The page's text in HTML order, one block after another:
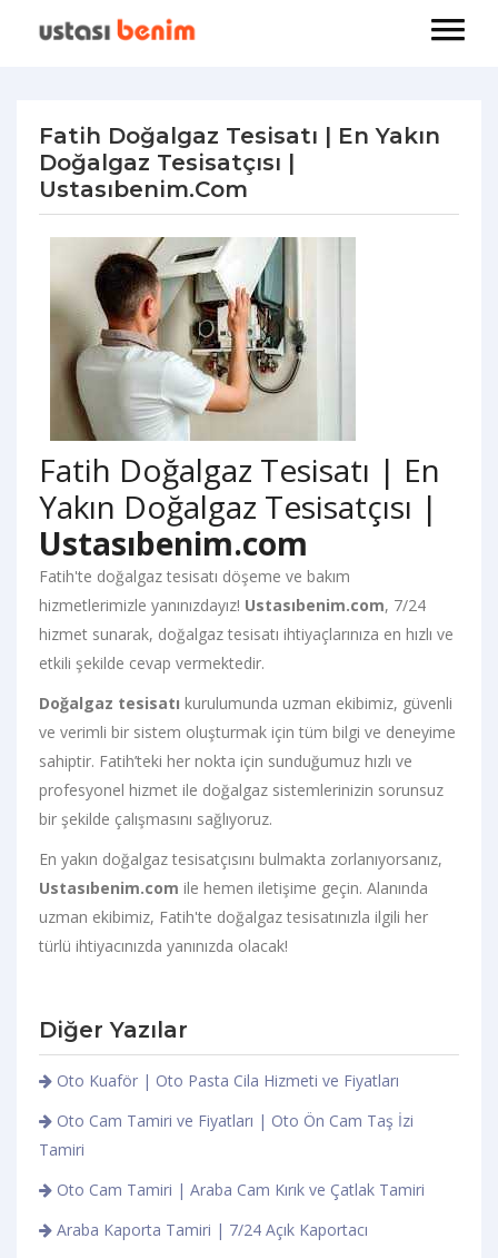
Fatih Doğalgaz Tesisatı | En Yakın
Doğalgaz Tesisatçısı |
Ustasıbenim.com
Fatih Doğalgaz Tesisatı | En
Yakın Doğalgaz Tesisatçısı |
Ustasıbenim.com
Fatih'te doğalgaz tesisatı döşeme ve bakım
hizmetlerimizle yanınızdayız! Ustasıbenim.com, 7/24
hizmet sunarak, doğalgaz tesisatı ihtiyaçlarınıza en hızlı ve
etkili şekilde cevap vermektedir.
Doğalgaz tesisatı kurulumunda uzman ekibimiz, güvenli
ve verimli bir sistem oluşturmak için tüm bilgi ve deneyime
sahiptir. Fatih’teki her nokta için sunduğumuz hızlı ve
profesyonel hizmet ile doğalgaz sistemlerinizin sorunsuz
bir şekilde çalışmasını sağlıyoruz.
En yakın doğalgaz tesisatçısını bulmakta zorlanıyorsanız,
Ustasıbenim.com ile hemen iletişime geçin. Alanında
uzman ekibimiz, Fatih'te doğalgaz tesisatınızla ilgili her
türlü ihtiyacınızda yanınızda olacak!
Diğer Yazılar
Oto Kuaför | Oto Pasta Cila Hizmeti ve Fiyatları
Oto Cam Tamiri ve Fiyatları | Oto Ön Cam Taş İzi
Tamiri
Oto Cam Tamiri | Araba Cam Kırık ve Çatlak Tamiri
Araba Kaporta Tamiri | 7/24 Açık Kaportacı